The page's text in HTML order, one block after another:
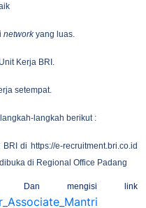
networkyang luas.
Kerja BRI.
setempat.
langkah berikut :
BRI di https://e-recruitment.bri.co.id
di Regional Office Padang
Dan mengisi link